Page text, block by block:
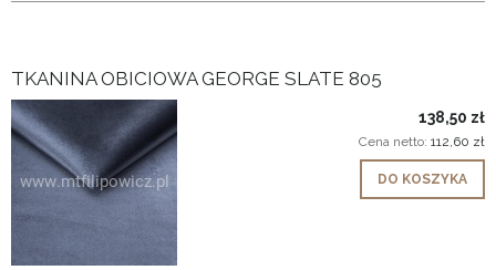
TKANINA OBICIOWA GEORGE SLATE 805
138,50 zł
Cena netto: 112,60 zł
DO KOSZYKA